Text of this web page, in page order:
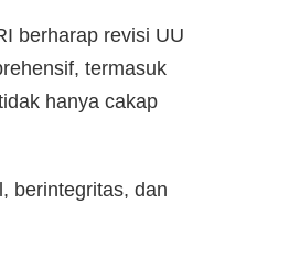
berharap revisi UU
termasuk
hanya cakap
berintegritas, dan